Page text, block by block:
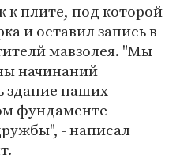
к плите, под которой
и оставил запись в
мавзолея. "Мы
начинаний
здание наших
фундаменте
- написал